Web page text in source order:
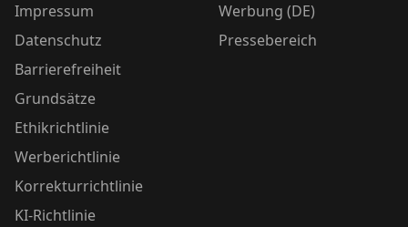
Impressum
Datenschutz
Barrierefreiheit
Grundsätze
Ethikrichtlinie
Werberichtlinie
Korrekturrichtlinie
KI-Richtlinie
Werbung (DE)
Pressebereich